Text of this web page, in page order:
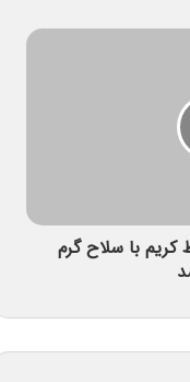
کریم با سلاح گرم